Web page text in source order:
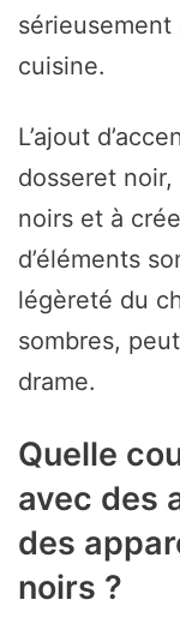
cuisine.
L’ajout
dosseret
noirs et à
d’éléments
légèreté du
sombres,
drame.
Quelle
avec des
des
noirs ?